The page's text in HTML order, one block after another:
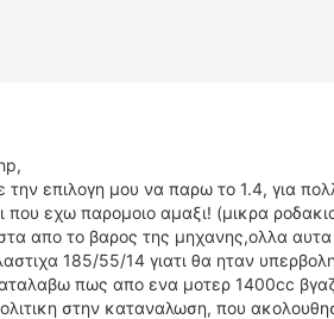
επιλογη μου να παρω το 1.4, για
εχω παρομοιο αμαξι! (μικρα ροδακια
απο το βαρος της μηχανης,ολλα αυτα
185/55/14 γιατι θα ηταν
πως απο ενα μοτερ 1400cc
στην καταναλωση, που